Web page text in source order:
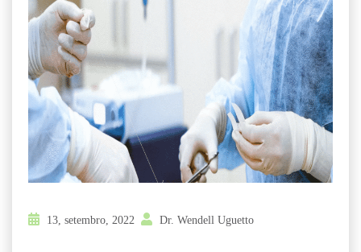
13, setembro, 2022 Dr. Wendell Uguetto